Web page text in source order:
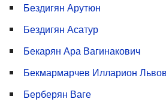
Бездигян Арутюн
Бездигян Асатур
Бекарян Ара Вагинакович
Бекмармарчев Илларион
Берберян Ваге